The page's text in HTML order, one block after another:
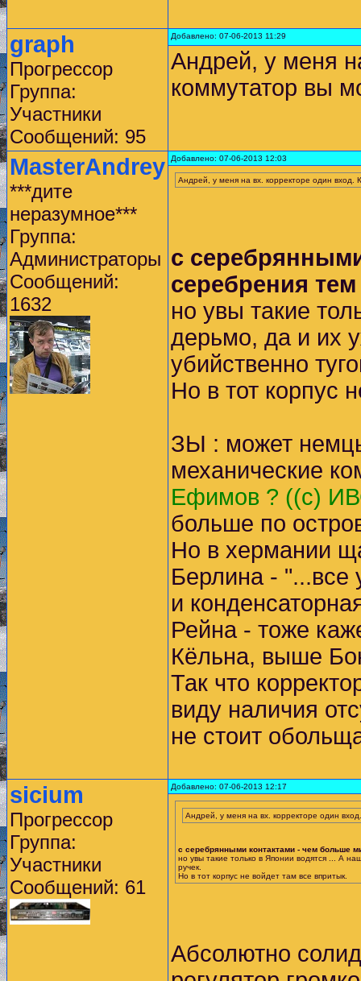
graph
Прогрессор
Группа:
Участники
Сообщений: 95
Добавлено: 07-06-2013 11:29
Андрей, у меня
коммутатор вы
MasterAndrey
***дите
неразумное***
Группа:
Администраторы
Сообщений:
1632
Добавлено: 07-06-2013 12:03
Андрей, у меня на вх. корректоре один вход.
c
серебрения
но увы такие
дерьмо, да и их
убийственно
Но в тот корпус
ЗЫ : может
механические
Ефимов ? ((с)
больше по
Но в хермании
Берлина - "...все
и
Рейна - тоже
Кёльна, выше
Так что
виду наличия
не стоит
sicium
Прогрессор
Группа:
Участники
Сообщений: 61
Добавлено: 07-06-2013 12:17
Андрей, у меня на вх. корректоре один
c серебрянными контактами - чем больше
но увы такие только в Японии водятся ... А
ручек.
Но в тот корпус не войдет там все впритык.
Абсолютно